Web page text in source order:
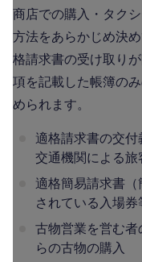
商店での購入・タク
方法をあらかじめ決
格請求書の受け取り
項を記載した帳簿の
められます。
適格請求書の交
交通機関による旅
適格簡易請求書
されている入場券
古物営業を営む
らの古物の購入